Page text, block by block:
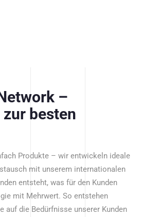
–
zur besten
Produkte – wir entwickeln ideale
mit unserem internationalen
entsteht, was für den Kunden
mit Mehrwert. So entstehen
auf die Bedürfnisse unserer Kunden